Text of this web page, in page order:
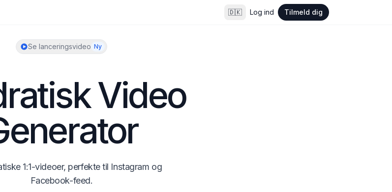
🇩🇰 Log ind Tilmeld dig
Se lanceringsvideo Ny
Video
1:1-videoer, perfekte til Instagram og
Facebook-feed.